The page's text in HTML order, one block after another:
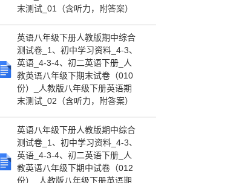
末测试_01（含听力，附答案）
英语八年级下册人教版期中综合
测试卷_1、初中学习资料_4-3、
英语_4-3-4、初二英语下册_人
教英语八年级下期末试卷（010
份）_人教版八年级下册英语期
末测试_02（含听力，附答案）
英语八年级下册人教版期中综合
测试卷_1、初中学习资料_4-3、
英语_4-3-4、初二英语下册_人
教英语八年级下期中试卷（012
份）_人教版八年级下册英语期